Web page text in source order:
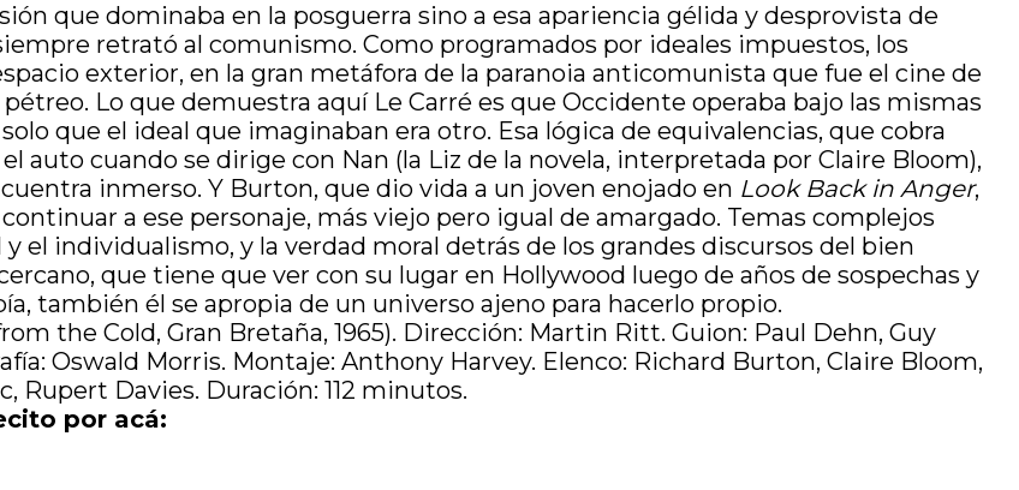
que dominaba en la posguerra sino a esa apariencia gélida y desprovista de
retrató al comunismo. Como programados por ideales impuestos, los
exterior, en la gran metáfora de la paranoia anticomunista que fue el cine de
Lo que demuestra aquí Le Carré es que Occidente operaba bajo las mismas
que el ideal que imaginaban era otro. Esa lógica de equivalencias, que cobra
auto cuando se dirige con Nan (la Liz de la novela, interpretada por Claire Bloom),
inmerso. Y Burton, que dio vida a un joven enojado en Look Back in Anger,
a ese personaje, más viejo pero igual de amargado. Temas complejos
el individualismo, y la verdad moral detrás de los grandes discursos del bien
que tiene que ver con su lugar en Hollywood luego de años de sospechas y
también él se apropia de un universo ajeno para hacerlo propio.
the Cold, Gran Bretaña, 1965). Dirección: Martin Ritt. Guion: Paul Dehn, Guy
Oswald Morris. Montaje: Anthony Harvey. Elenco: Richard Burton, Claire Bloom,
Rupert Davies. Duración: 112 minutos.
por acá: